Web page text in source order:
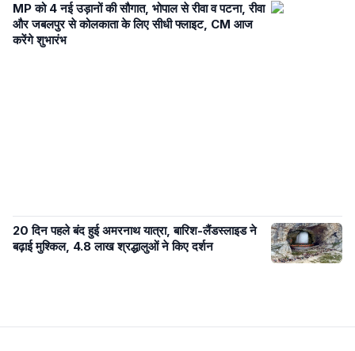
MP को 4 नई उड़ानों की सौगात, भोपाल से रीवा व पटना, रीवा
और जबलपुर से कोलकाता के लिए सीधी फ्लाइट, CM आज
करेंगे शुभारंभ
20 दिन पहले बंद हुई अमरनाथ यात्रा, बारिश-लैंडस्लाइड ने
बढ़ाई मुश्किल, 4.8 लाख श्रद्धालुओं ने किए दर्शन